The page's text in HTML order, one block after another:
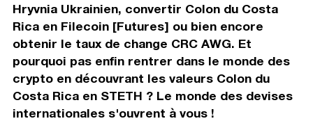
Hryvnia Ukrainien, convertir Colon du Costa
Rica en Filecoin [Futures] ou bien encore
obtenir le taux de change CRC AWG. Et
pourquoi pas enfin rentrer dans le monde des
crypto en découvrant les valeurs Colon du
Costa Rica en STETH ? Le monde des devises
internationales s'ouvrent à vous !